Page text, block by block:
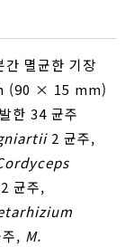
멸균한 기장
(90 × 15 mm)
한 34 균주
2 균주,
2 균주,
, M.